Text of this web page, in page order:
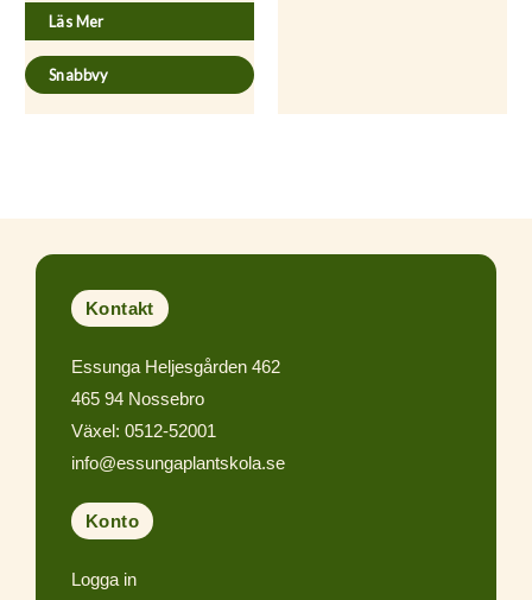
Läs Mer
Snabbvy
Kontakt
Essunga Heljesgården 462
465 94 Nossebro
Växel: 0512-52001
info@essungaplantskola.se
Konto
Logga in